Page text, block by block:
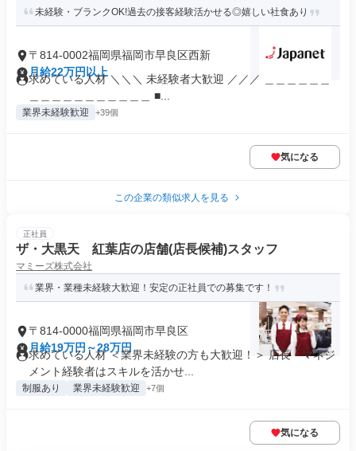
未経験・ブランクOK!過去の接客経験活かせる◎嬉しい社食あり
〒814-0002福岡県福岡市早良区西新
月給22万円以上
求めている人材 ＼＼＼ 未経験者大歓迎 ／／／ ＿＿＿＿＿＿
＿＿＿＿＿＿＿＿＿＿＿ ■...
業界未経験歓迎 +39個
気になる
この企業の類似求人を見る
正社員
ザ・大黒天 紅葉店の店舗(店長候補)スタッフ
マミーズ株式会社
業界・業種未経験大歓迎！安定の正社員での募集です！
〒814-0000福岡県福岡市早良区
月給19万円～28万円
求めている人材 ＜業界未経験の方も大歓迎！＞ 店長・マネジ
メント経験者はスキルを活かせ...
制服あり 業界未経験歓迎 +7個
気になる